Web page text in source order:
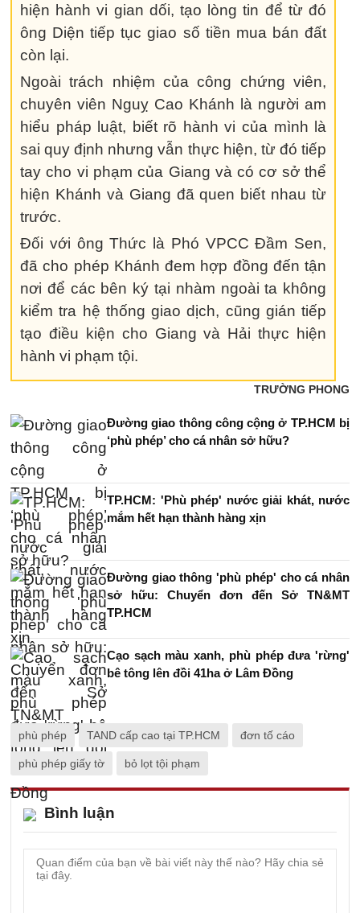
hiện hành vi gian dối, tạo lòng tin để từ đó
ông Diện tiếp tục giao số tiền mua bán đất
còn lại.
Ngoài trách nhiệm của công chứng viên,
chuyên viên Nguỵ Cao Khánh là người am
hiểu pháp luật, biết rõ hành vi của mình là
sai quy định nhưng vẫn thực hiện, từ đó tiếp
tay cho vi phạm của Giang và có cơ sở thể
hiện Khánh và Giang đã quen biết nhau từ
trước.
Đối với ông Thức là Phó VPCC Đầm Sen,
đã cho phép Khánh đem hợp đồng đến tận
nơi để các bên ký tại nhàm ngoài ta không
kiểm tra hệ thống giao dịch, cũng gián tiếp
tạo điều kiện cho Giang và Hải thực hiện
hành vi phạm tội.
TRƯỜNG PHONG
Đường giao thông công cộng ở TP.HCM bị
‘phù phép’ cho cá nhân sở hữu?
TP.HCM: 'Phù phép' nước giải khát, nước
mắm hết hạn thành hàng xịn
Đường giao thông 'phù phép' cho cá nhân
sở hữu: Chuyển đơn đến Sở TN&MT
TP.HCM
Cạo sạch màu xanh, phù phép đưa 'rừng'
bê tông lên đồi 41ha ở Lâm Đồng
phù phép TAND cấp cao tại TP.HCM đơn tố cáo
phù phép giấy tờ bỏ lọt tội phạm
Bình luận